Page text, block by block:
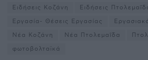
Ειδήσεις Κοζάνη
Ειδήσεις
Εργασία- Θέσεις Εργασίας
Νέα Κοζάνη
Νέα Πτολεμαΐδα
φωτοβολταϊκά